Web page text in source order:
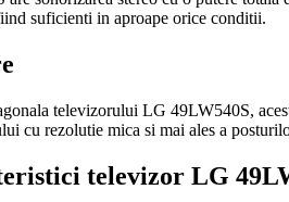
suficienti in aproape orice conditii.
televizorului LG 49LW540S,
cu rezolutie mica si mai ales a
televizor LG